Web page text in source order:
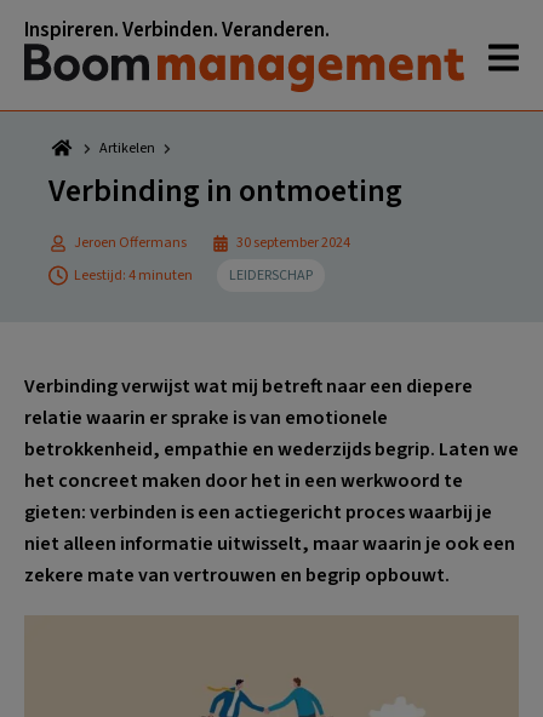
naar
hoofdnavigatie
naar
hoofd
inhoud
naar
eerste
sidebar
naar
voettekst
Inspireren. Verbinden. Veranderen.
Artikelen
Verbinding in ontmoeting
Jeroen Offermans
30 september 2024
Leestijd: 4 minuten
LEIDERSCHAP
Verbinding verwijst wat mij betreft naar een diepere
relatie waarin er sprake is van emotionele
betrokkenheid, empathie en wederzijds begrip. Laten we
het concreet maken door het in een werkwoord te
gieten: verbinden is een actiegericht proces waarbij je
niet alleen informatie uitwisselt, maar waarin je ook een
zekere mate van vertrouwen en begrip opbouwt.